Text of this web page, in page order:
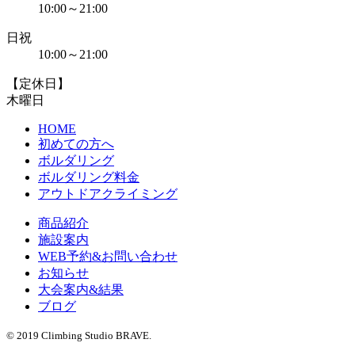
10:00～21:00
日祝
10:00～21:00
【定休日】
木曜日
HOME
初めての方へ
ボルダリング
ボルダリング料金
アウトドアクライミング
商品紹介
施設案内
WEB予約&お問い合わせ
お知らせ
大会案内&結果
ブログ
© 2019 Climbing Studio BRAVE.